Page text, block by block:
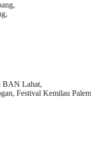
BAN Lahat,
Festival Kemilau